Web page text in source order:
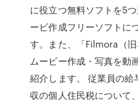
に役立つ無料ソフトを5
ービ作成フリーソフトに
す。また、「Filmora（
ムービー作成・写真を動
紹介します。 従業員の
収の個人住民税について